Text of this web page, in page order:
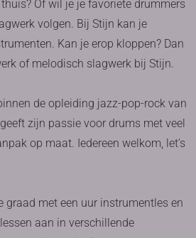
Of wil je je favoriete drummers
volgen. Bij Stijn kan je
Kan je erop kloppen? Dan
of melodisch slagwerk bij Stijn.
de opleiding jazz-pop-rock van
zijn passie voor drums met veel
op maat. Iedereen welkom, let’s
graad met een uur instrumentles en
aan in verschillende